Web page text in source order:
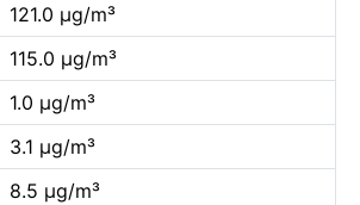
121.0 µg/m³
115.0 µg/m³
1.0 µg/m³
3.1 µg/m³
8.5 µg/m³